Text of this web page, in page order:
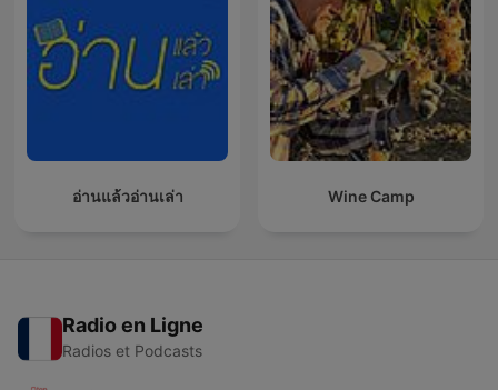
อ่านแล้วอ่านเล่า Wine Camp
Radio en Ligne
Radios et Podcasts